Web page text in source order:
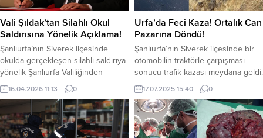
(UKOME) tarafından alınan kararla
toplu taşıma ücretlerine...
Yavuz Alemdar’ın kaydettiği gollerle
sahadan 2-1 galip ayrılmayı başardı.
Bu önemli galibiyetle puanını 44’e
yükselten...
Vali Şıldak’tan Silahlı Okul
Saldırısına Yönelik Açıklama!
Şanlıurfa’nın Siverek ilçesinde
okulda gerçekleşen silahlı saldırıya
yönelik Şanlıurfa Valiliğinden
açıklama geldi. 14.04.2026 Salı
günü Siverek İlçemizdeki Ahmet
Koyuncu Mesleki ve Teknik
Anadolu Lisesi’nde gerçekleşen
menfur silahlı saldırı olayı ile ilgili
16.04.2026 11:13 0
Urfa’da Feci Kaza! Ortalık Can
Pazarına Döndü!
Şanlıurfa’nın Siverek ilçesinde bir
otomobilin traktörle çarpışması
sonucu trafik kazası meydana geldi.
Meydana gelen kaza da 1 kişi
hayatını kaybetti, 2 kişi yaralandı.
Kaza, Halil Koçyiğit (42),
hakimiyetindeki 61 RA 327
plakalı otomobil ile İbrahim
17.07.2025 15:40 0